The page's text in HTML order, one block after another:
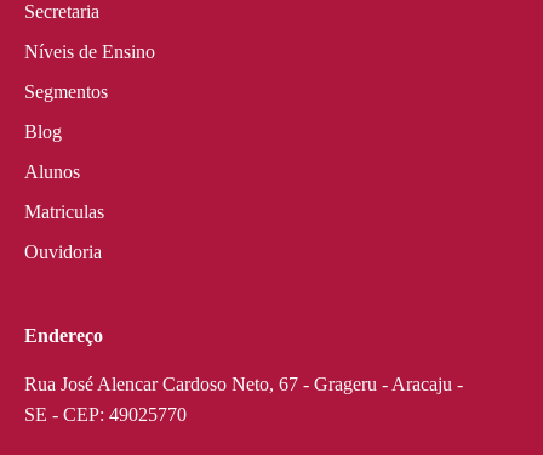
Secretaria
Níveis de Ensino
Segmentos
Blog
Alunos
Matriculas
Ouvidoria
Endereço
Rua José Alencar Cardoso Neto, 67 - Grageru - Aracaju -
SE - CEP: 49025770